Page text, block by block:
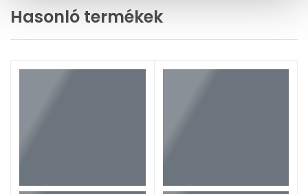
Hasonló termékek